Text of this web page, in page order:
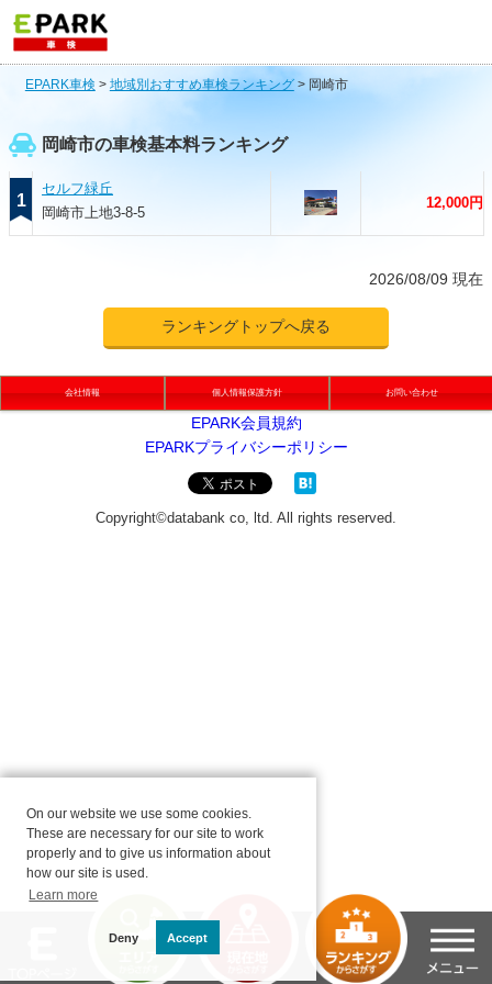
EPARK車検 > 地域別おすすめ車検ランキング> 岡崎市
岡崎市の車検基本料ランキング
1
セルフ緑丘
岡崎市上地3-8-5
12,000円
2026/08/09 現在
ランキングトップへ戻る
会社情報 個人情報保護方針 お問い合わせ
On our website we use some cookies.
These are necessary for our site to work
properly and to give us information about
how our site is used.
Learn more
Deny Accept